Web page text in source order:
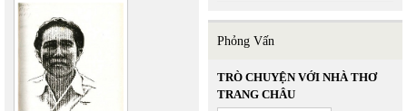
Phỏng Vấn
TRÒ CHUYỆN VỚI NHÀ THƠ
TRANG CHÂU